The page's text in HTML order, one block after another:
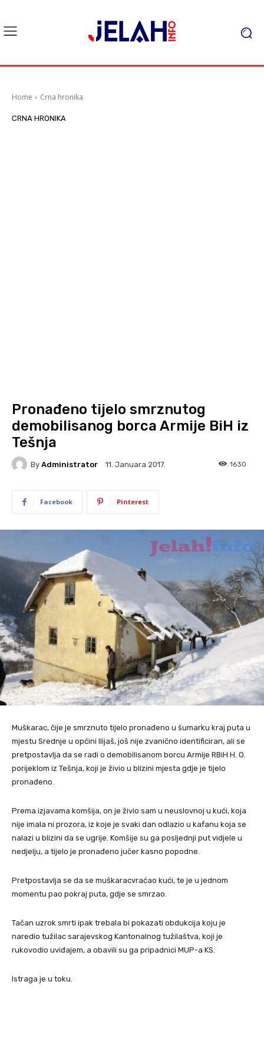
Home Crna hronika
CRNA HRONIKA
Pronađeno tijelo smrznutog
demobilisanog borca Armije BiH iz
Tešnja
By Administrator 11. Januara 2017. 1630
Facebook Pinterest
Muškarac, čije je smrznuto tijelo pronađeno u šumarku kraj puta u
mjestu Srednje u općini Ilijaš, još nije zvanično identificiran, ali se
pretpostavlja da se radi o demobilisanom borcu Armije RBiH H. O.
porijeklom iz Tešnja, koji je živio u blizini mjesta gdje je tijelo
pronađeno.
Prema izjavama komšija, on je živio sam u neuslovnoj u kući, koja
nije imala ni prozora, iz koje je svaki dan odlazio u kafanu koja se
nalazi u blizini da se ugrije. Komšije su ga posljednji put vidjele u
nedjelju, a tijelo je pronađeno jučer kasno popodne.
Pretpostavlja se da se muškaracvraćao kući, te je u jednom
momentu pao pokraj puta, gdje se smrzao.
Tačan uzrok smrti ipak trebala bi pokazati obdukcija koju je
naredio tužilac sarajevskog Kantonalnog tužilaštva, koji je
rukovodio uviđajem, a obavili su ga pripadnici MUP-a KS.
Istraga je u toku.